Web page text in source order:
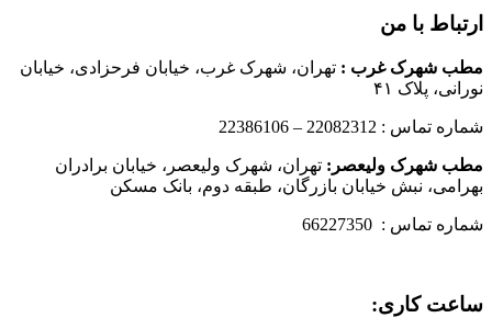
ارتباط با من
مطب شهرک غرب : تهران، شهرک غرب، خیابان فرحزادی، خیابان
نورانی، پلاک ۴۱
شماره تماس : 22082312 – 22386106
مطب شهرک ولیعصر: تهران، شهرک ولیعصر، خیابان برادران
بهرامی، نبش خیابان بازرگان، طبقه دوم، بانک مسکن
شماره تماس : 66227350
ساعت کاری: